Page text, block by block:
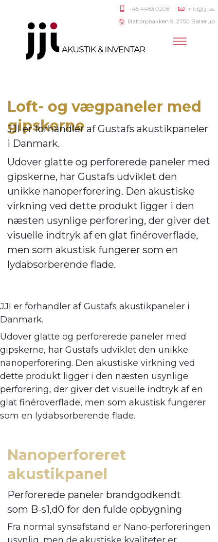
+45 4483 0208
info@jji.as
Baltorpbakken 9, 2750 Ballerup
Loft- og vægpaneler med
gipskerne
JJI er forhandler afGustafs akustikpaneler
i Danmark.
Udover glatte og perforerede paneler med
gipskerne, har Gustafs udviklet den
unikke nanoperforering. Den akustiske
virkning ved dette produkt ligger i den
næsten usynlige perforering, der giver det
visuelle indtryk af en glat finéroverflade,
men som akustisk fungerer som en
lydabsorberende flade.
JJI er forhandler afGustafs akustikpaneler i
Danmark.
Udover glatte og perforerede paneler med
gipskerne, har Gustafs udviklet den unikke
nanoperforering. Den akustiske virkning ved
dette produkt ligger i den næsten usynlige
perforering, der giver det visuelle indtryk af en
glat finéroverflade, men som akustisk fungerer
som en lydabsorberende flade.
Nanoperforeret
akustikpanel
Perforerede paneler brandgodkendt
som B-s1,d0 for den fulde opbygning
Fra normal synsafstand er Nano-perforeringen